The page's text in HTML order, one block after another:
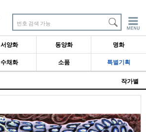
번호 검색 가능
서양화 동양화 명화
수채화 소품 특별기획
작가별